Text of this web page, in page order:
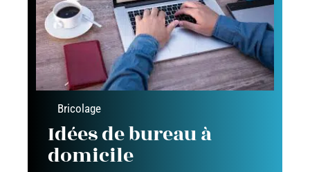
Bricolage
Idées de bureau à
domicile